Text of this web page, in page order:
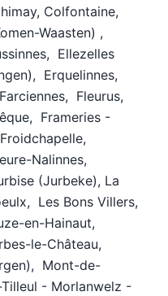
Colfontaine,
Waasten) ,
Ellezelles
Erquelinnes,
Fleurus,
Frameries -
Nalinnes,
(Jurbeke), La
Les Bons Villers,
en-Hainaut,
le-Château,
Mont-de-
- Morlanwelz -